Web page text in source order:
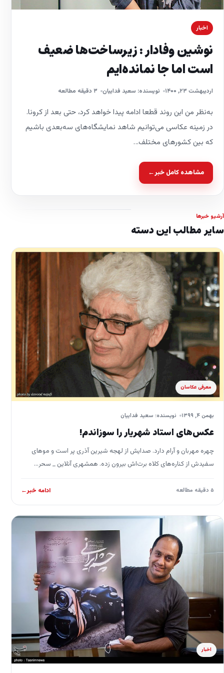
اخبار
نوشین وفادار : زیرساخت‌ها ضعیف
است اما جا نمانده‌ایم
اردیبهشت ۲۳, ۱۴۰۰ نویسنده: سعید فداییان ۳ دقیقه مطالعه
به‌نظر من این روند قطعا ادامه پیدا خواهد کرد، حتی بعد از کرونا.
در زمینه عکاسی می‌توانیم شاهد نمایشگاه‌های سه‌بعدی باشیم
که بین کشورهای مختلف…
مشاهده کامل خبر←
آرشیو خبرها
سایر مطالب این دسته
معرفی عکاسان
بهمن ۴, ۱۳۹۹ نویسنده: سعید فداییان
عکس‌های استاد شهریار را سوزاندم!
چهره مهربان و آرام دارد. صدایش از لهجه شیرین آذری پر است و موهای
سفیدش از کناره‌های کلاه برت‌اش بیرون زده. همشهری آنلاین _ سحر…
۵ دقیقه مطالعه ادامه خبر←
اخبار